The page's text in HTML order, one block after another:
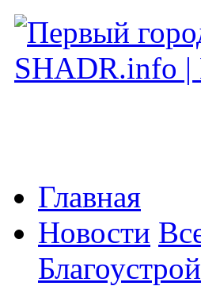
Главная
Новости